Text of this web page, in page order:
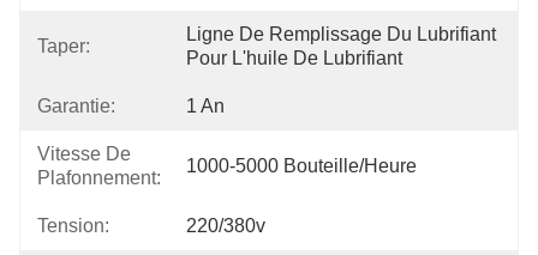
Taper:
Ligne De Remplissage Du Lubrifiant
Pour L'huile De Lubrifiant
Garantie: 1 An
Vitesse De
Plafonnement:
1000-5000 Bouteille/heure
Tension: 220/380v